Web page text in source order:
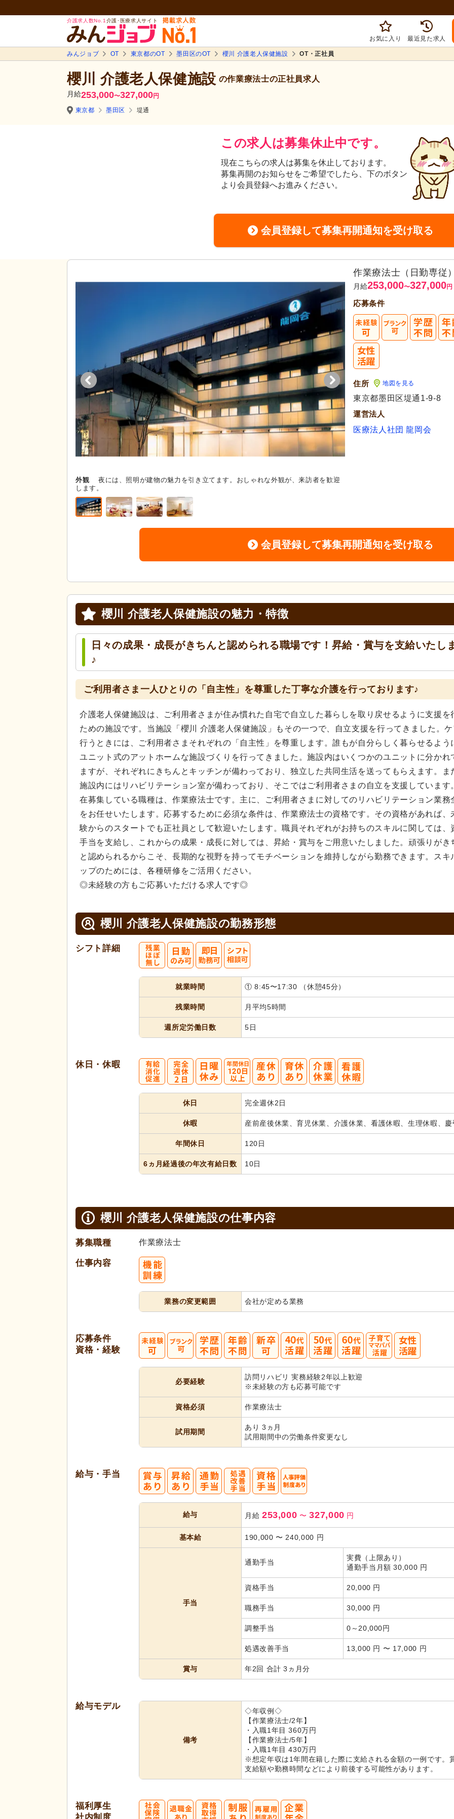
介護求人数No.1 介護･医療求人サイト
お気に入り 最近見た求人
みんジョブ OT 東京都のOT 墨田区のOT 櫻川 介護老人保健施設 OT・正社員
櫻川 介護老人保健施設 の作業療法士の正社員求人
月給253,000〜327,000円
東京都
墨田区 堤通
この求人は募集休止中です。
現在こちらの求人は募集を休止しております。
募集再開のお知らせをご希望でしたら、下のボタン
より会員登録へお進みください。
会員登録して募集再開通知を受け取る
外観
夜には、照明が建物の魅力を引き立てます。おしゃれな外観が、来訪者を歓迎
します。
作業療法士（日勤専従
月給253,000〜327,000円
応募条件
住所 地図を見る
東京都墨田区堤通1-9-8
運営法人
医療法人社団 龍岡会
会員登録して募集再開通知を受け取る
櫻川 介護老人保健施設の魅力・特徴
日々の成果・成長がきちんと認められる職場です！昇給・賞与を支給いたし
♪
ご利用者さま一人ひとりの「自主性」を尊重した丁寧な介護を行っております♪
介護老人保健施設は、ご利用者さまが住み慣れた自宅で自立した暮らしを取り戻せるように支援を
ための施設です。当施設「櫻川 介護老人保健施設」もその一つで、自立支援を行ってきました。
行うときには、ご利用者さまそれぞれの「自主性」を尊重します。誰もが自分らしく暮らせるよう
ユニット式のアットホームな施設づくりを行ってきました。施設内はいくつかのユニットに分かれ
ますが、それぞれにきちんとキッチンが備わっており、独立した共同生活を送ってもらえます。ま
施設内にはリハビリテーション室が備わっており、そこではご利用者さまの自立を支援しています
在募集している職種は、作業療法士です。主に、ご利用者さまに対してのリハビリテーション業務
をお任せいたします。応募するために必須な条件は、作業療法士の資格です。その資格があれば、
験からのスタートでも正社員として歓迎いたします。職員それぞれがお持ちのスキルに関しては、
手当を支給し、これからの成果・成長に対しては、昇給・賞与をご用意いたしました。頑張りがき
と認められるからこそ、長期的な視野を持ってモチベーションを維持しながら勤務できます。スキ
ップのためには、各種研修をご活用ください。
◎未経験の方もご応募いただける求人です◎
櫻川 介護老人保健施設の勤務形態
シフト詳細
就業時間 ① 8:45〜17:30 （休憩45分）
残業時間 月平均5時間
週所定労働日数 5日
休日・休暇
休日 完全週休2日
休暇 産前産後休業、育児休業、介護休業、看護休暇、生理休暇、
年間休日 120日
6ヵ月経過後の年次有給日数 10日
櫻川 介護老人保健施設の仕事内容
募集職種 作業療法士
仕事内容
業務の変更範囲 会社が定める業務
応募条件
資格・経験
必要経験
訪問リハビリ 実務経験2年以上歓迎
※未経験の方も応募可能です
資格必須 作業療法士
試用期間
あり 3ヵ月
試用期間中の労働条件変更なし
給与・手当
給与 月給 253,000 〜 327,000 円
基本給 190,000 〜 240,000 円
手当
通勤手当
実費（上限あり）
通勤手当月額 30,000 円
資格手当 20,000 円
職務手当 30,000 円
調整手当 0～20,000円
処遇改善手当 13,000 円 〜 17,000 円
賞与 年2回 合計 3ヵ月分
給与モデル
備考
◇年収例◇
【作業療法士/2年】
・入職1年目 360万円
【作業療法士/5年】
・入職1年目 430万円
※想定年収は1年間在籍した際に支給される金額の一例です。
支給額や勤務時間などにより前後する可能性があります。
福利厚生